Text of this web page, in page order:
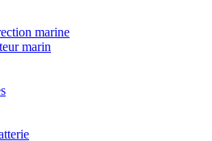
marine
marin